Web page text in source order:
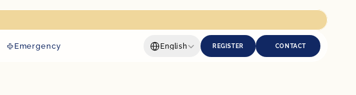
Emergency
English
REGISTER CONTACT